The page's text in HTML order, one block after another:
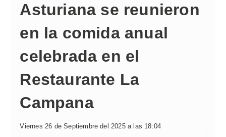
Asturiana se reunieron
en la comida anual
celebrada en el
Restaurante La
Campana
Viernes 26 de Septiembre del 2025 a las 18:04